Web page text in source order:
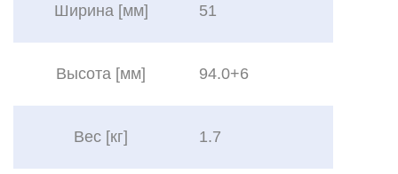
Ширина [мм] 51
Высота [мм] 94.0+6
Вес [кг] 1.7